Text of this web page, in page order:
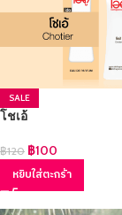
SALE
โชเอ้
฿120 ฿100
หยิบใส่ตะกร้า